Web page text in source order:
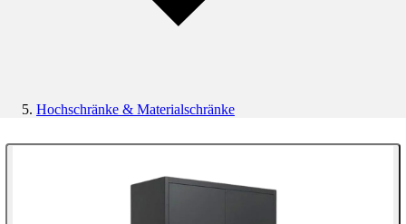
Hochschränke & Materialschränke